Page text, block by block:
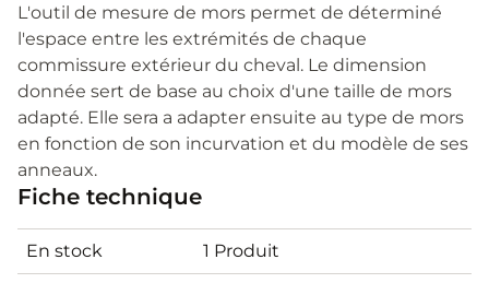
L'outil de mesure de mors permet de déterminé
l'espace entre les extrémités de chaque
commissure extérieur du cheval. Le dimension
donnée sert de base au choix d'une taille de mors
adapté. Elle sera a adapter ensuite au type de mors
en fonction de son incurvation et du modèle de ses
anneaux.
Fiche technique
En stock 1 Produit